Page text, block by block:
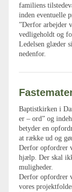
familiens
inden eventuelle
”Derfor arbejder
vedligeholdt og
Ledelsen glæder
nedenfor.
Baptistkirken i
er – ord” og
betyder en
at række ud og
Derfor opfordrer
hjælp. Der skal
muligheder.
Derfor opfordrer
vores